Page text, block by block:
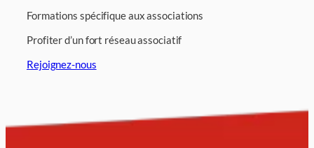
Formations spécifique aux associations
Profiter d’un fort réseau associatif
Rejoignez-nous